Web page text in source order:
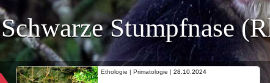
Schwarze Stumpfnase
Ethologie | Primatologie | 10.10.2024